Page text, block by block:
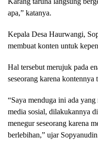
apa,” katanya.
Kepala Desa Haurwangi,
membuat konten untuk
Hal tersebut merujuk pada
seseorang karena kontennya
“Saya menduga ini ada
media sosial, dilakukannya
menegur seseorang karena
berlebihan,” ujar